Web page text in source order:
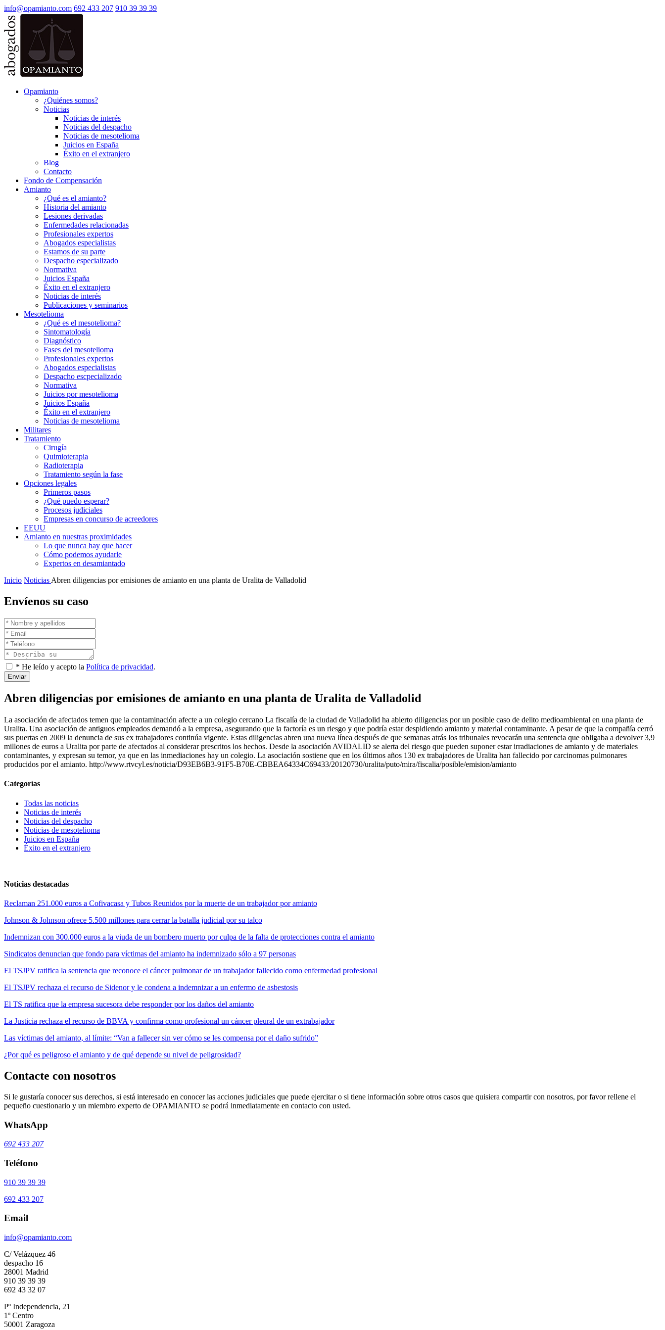
info@opamianto.com 692 433 207 910 39 39 39
Opamianto
¿Quiénes somos?
Noticias
Noticias de interés
Noticias del despacho
Noticias de mesotelioma
Juicios en España
Éxito en el extranjero
Blog
Contacto
Fondo de Compensación
Amianto
¿Qué es el amianto?
Historia del amianto
Lesiones derivadas
Enfermedades relacionadas
Profesionales expertos
Abogados especialistas
Estamos de su parte
Despacho especializado
Normativa
Juicios España
Éxito en el extranjero
Noticias de interés
Publicaciones y seminarios
Mesotelioma
¿Qué es el mesotelioma?
Sintomatología
Diagnóstico
Fases del mesotelioma
Profesionales expertos
Abogados especialistas
Despacho escpecializado
Normativa
Juicios por mesotelioma
Juicios España
Éxito en el extranjero
Noticias de mesotelioma
Militares
Tratamiento
Cirugía
Quimioterapia
Radioterapia
Tratamiento según la fase
Opciones legales
Primeros pasos
¿Qué puedo esperar?
Procesos judiciales
Empresas en concurso de acreedores
EEUU
Amianto en nuestras proximidades
Lo que nunca hay que hacer
Cómo podemos ayudarle
Expertos en desamiantado
Inicio Noticias Abren diligencias por emisiones de amianto en una planta de Uralita de Valladolid
Envíenos su caso
* He leído y acepto la Política de privacidad.
Enviar
Abren diligencias por emisiones de amianto en una planta de Uralita de Valladolid
La asociación de afectados temen que la contaminación afecte a un colegio cercano La fiscalía de la ciudad de Valladolid ha abierto diligencias por un posible caso de delito medioambiental en una planta de
Uralita. Una asociación de antiguos empleados demandó a la empresa, asegurando que la factoría es un riesgo y que podría estar despidiendo amianto y material contaminante. A pesar de que la compañía cerró
sus puertas en 2009 la denuncia de sus ex trabajadores continúa vigente. Estas diligencias abren una nueva línea después de que semanas atrás los tribunales revocarán una sentencia que obligaba a devolver 3,9
millones de euros a Uralita por parte de afectados al considerar prescritos los hechos. Desde la asociación AVIDALID se alerta del riesgo que pueden suponer estar irradiaciones de amianto y de materiales
contaminantes, y expresan su temor, ya que en las inmediaciones hay un colegio. La asociación sostiene que en los últimos años 130 ex trabajadores de Uralita han fallecido por carcinomas pulmonares
producidos por el amianto. http://www.rtvcyl.es/noticia/D93EB6B3-91F5-B70E-CBBEA64334C69433/20120730/uralita/puto/mira/fiscalia/posible/emision/amianto
Categorías
Todas las noticias
Noticias de interés
Noticias del despacho
Noticias de mesotelioma
Juicios en España
Éxito en el extranjero
Noticias destacadas
Reclaman 251.000 euros a Cofivacasa y Tubos Reunidos por la muerte de un trabajador por amianto
Johnson & Johnson ofrece 5.500 millones para cerrar la batalla judicial por su talco
Indemnizan con 300.000 euros a la viuda de un bombero muerto por culpa de la falta de protecciones contra el amianto
Sindicatos denuncian que fondo para víctimas del amianto ha indemnizado sólo a 97 personas
El TSJPV ratifica la sentencia que reconoce el cáncer pulmonar de un trabajador fallecido como enfermedad profesional
El TSJPV rechaza el recurso de Sidenor y le condena a indemnizar a un enfermo de asbestosis
El TS ratifica que la empresa sucesora debe responder por los daños del amianto
La Justicia rechaza el recurso de BBVA y confirma como profesional un cáncer pleural de un extrabajador
Las víctimas del amianto, al límite: “Van a fallecer sin ver cómo se les compensa por el daño sufrido”
¿Por qué es peligroso el amianto y de qué depende su nivel de peligrosidad?
Contacte con nosotros
Si le gustaría conocer sus derechos, si está interesado en conocer las acciones judiciales que puede ejercitar o si tiene información sobre otros casos que quisiera compartir con nosotros, por favor rellene el
pequeño cuestionario y un miembro experto de OPAMIANTO se podrá inmediatamente en contacto con usted.
WhatsApp
692 433 207
Teléfono
910 39 39 39
692 433 207
Email
info@opamianto.com
C/ Velázquez 46
despacho 16
28001 Madrid
910 39 39 39
692 43 32 07
Pº Independencia, 21
1º Centro
50001 Zaragoza